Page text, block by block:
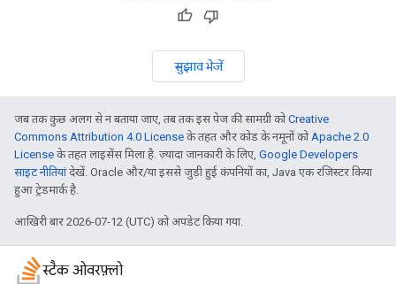
सुझाव भेजें
जब तक कुछ अलग से न बताया जाए, तब तक इस पेज की सामग्री कोCreative
Commons Attribution 4.0 License के तहत और कोड के नमूनों कोApache 2.0
License के तहत लाइसेंस मिला है. ज़्यादा जानकारी के लिए, Google Developers
साइट नीतियांदेखें. Oracle और/या इससे जुड़ी हुई कंपनियों का, Java एक रजिस्टर किया
हुआ ट्रेडमार्क है.
आखिरी बार 2026-07-12 (UTC) को अपडेट किया गया.
स्टैक ओवरफ़्लो